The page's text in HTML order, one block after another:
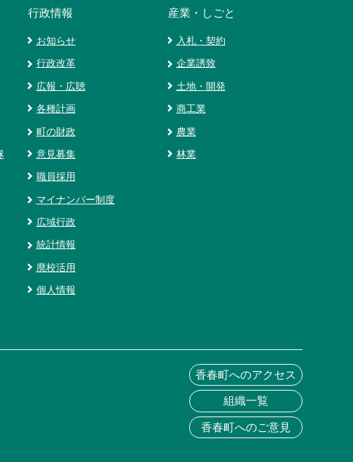
行政情報
お知らせ
行政改革
広報・広聴
各種計画
町の財政
意見募集
職員採用
マイナンバー制度
広域行政
統計情報
廃校活用
個人情報
産業・しごと
入札・契約
企業誘致
土地・開発
商工業
農業
林業
香春町へのアクセス
組織一覧
香春町へのご意見